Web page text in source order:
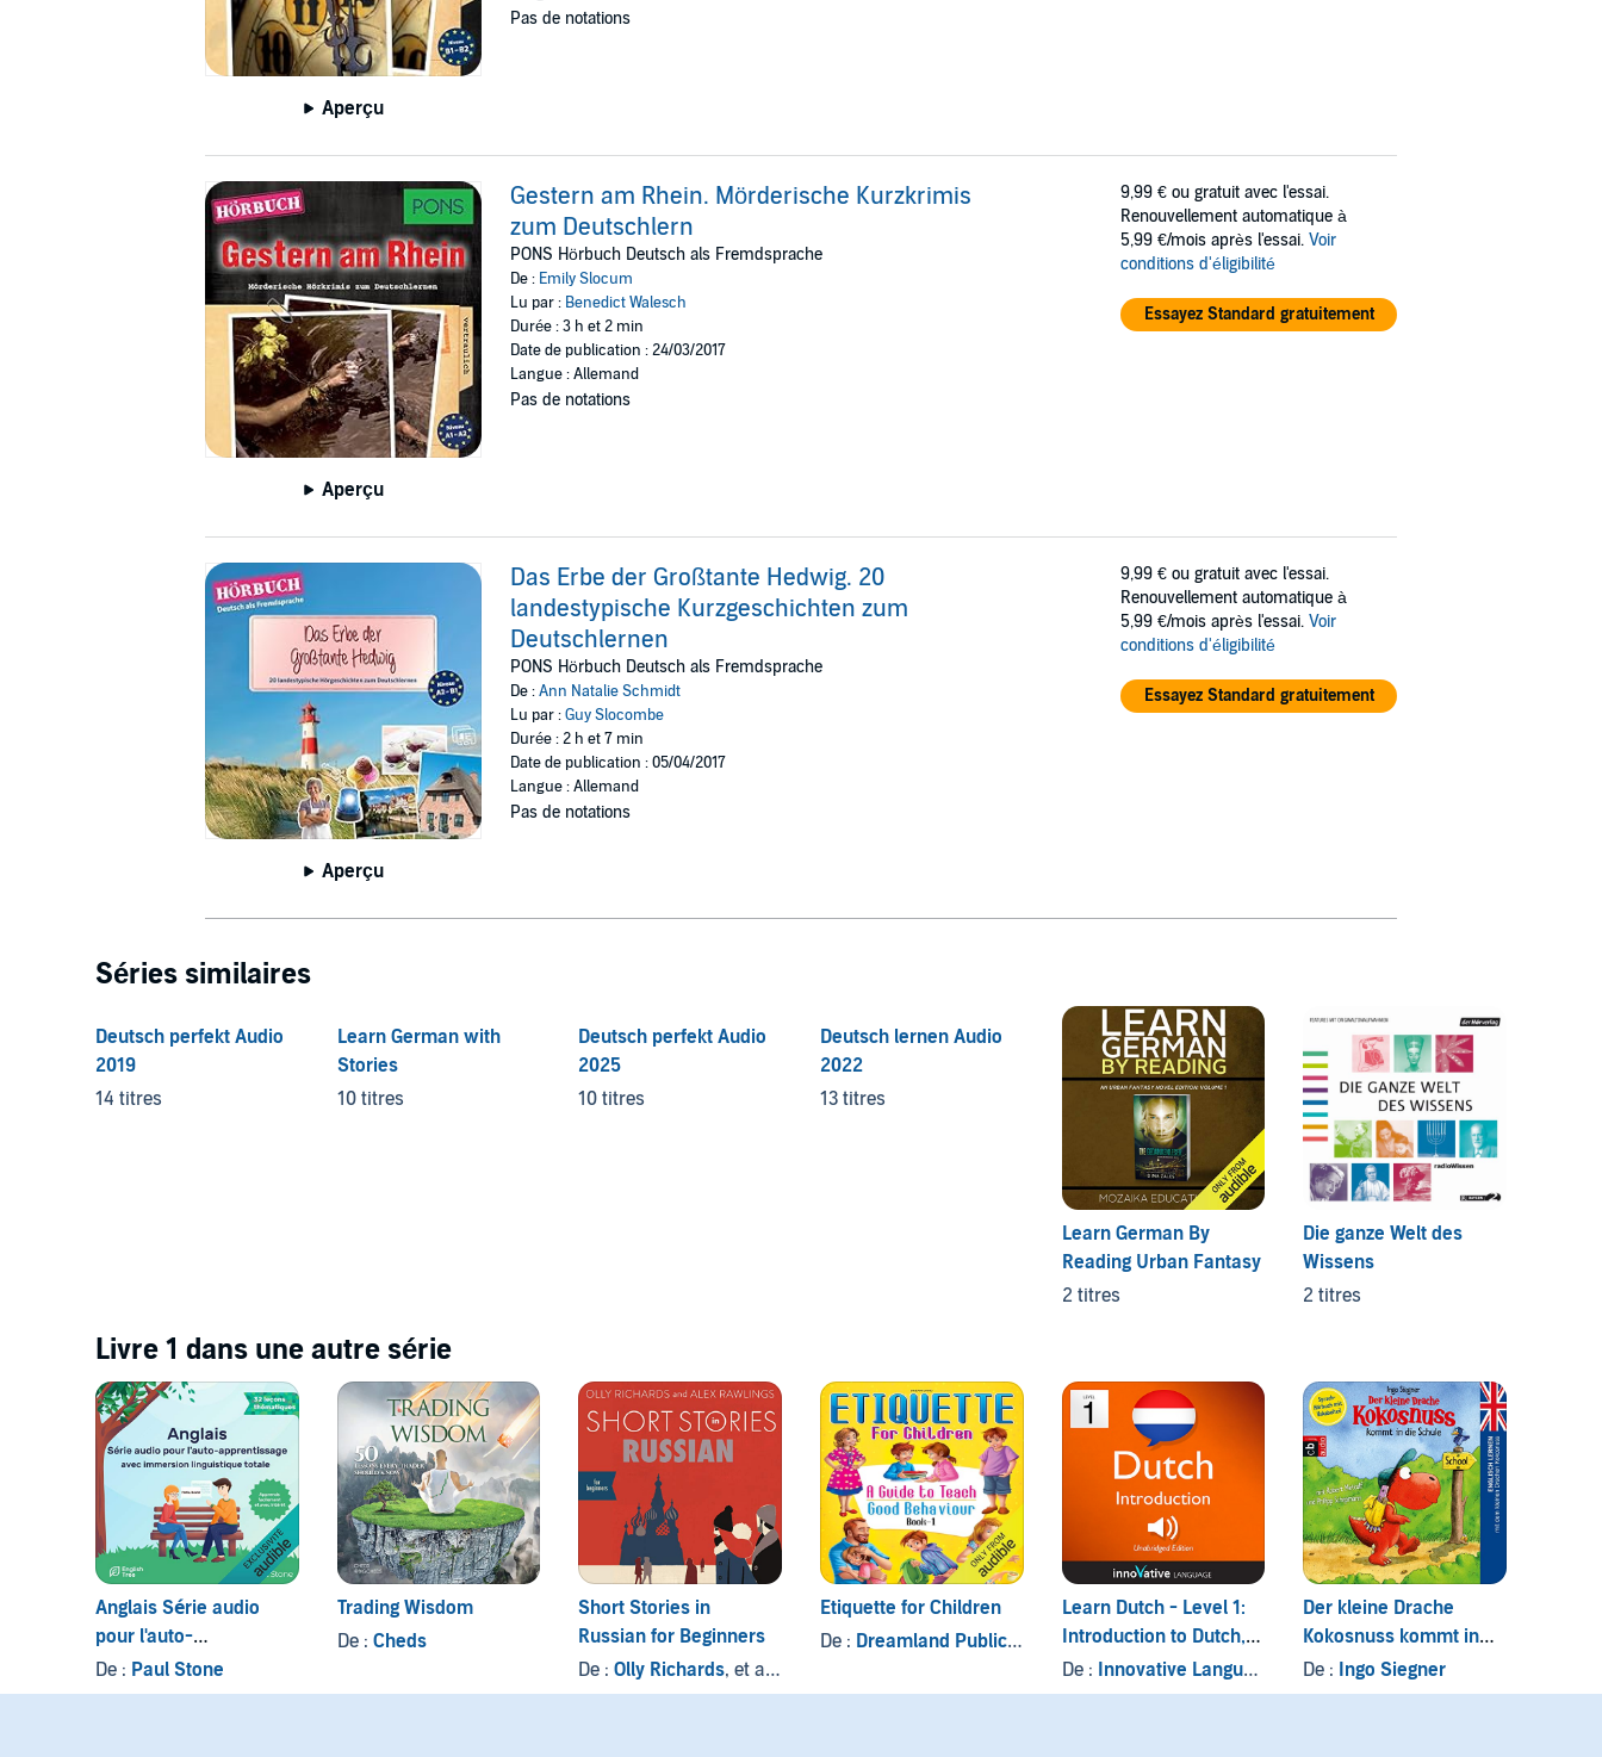
Aperçu
Pas de notations
Aperçu
Gestern am Rhein. Mörderische Kurzkrimis
zum Deutschlern
PONS Hörbuch Deutsch als Fremdsprache
De : Emily Slocum
Lu par : Benedict Walesch
Durée : 3 h et 2 min
Date de publication : 24/03/2017
Langue : Allemand
Pas de notations
9,99 € ou gratuit avec l'essai.
Renouvellement automatique à
5,99 €/mois après l'essai. Voir
conditions d'éligibilité
Essayez Standard gratuitement
Aperçu
Das Erbe der Großtante Hedwig. 20
landestypische Kurzgeschichten zum
Deutschlernen
PONS Hörbuch Deutsch als Fremdsprache
De :Ann Natalie Schmidt
Lu par :Guy Slocombe
Durée : 2 h et 7 min
Date de publication : 05/04/2017
Langue : Allemand
Pas de notations
9,99 € ou gratuit avec l'essai.
Renouvellement automatique à
5,99 €/mois après l'essai. Voir
conditions d'éligibilité
Essayez Standard gratuitement
Séries similaires
Deutsch perfekt Audio
2019
14 titres
Learn German with
Stories
10 titres
Deutsch perfekt Audio
2025
10 titres
Deutsch lernen Audio
2022
13 titres
Learn German By
Reading Urban Fantasy
2 titres
Die ganze Welt des
Wissens
2 titres
Livre 1 dans une autre série
Anglais Série audio
pour l'auto-
apprentissage
De : Paul Stone
Trading Wisdom
De : Cheds
Short Stories in
Russian for Beginners
De :Olly Richards, et autres
Etiquette for Children
De : Dreamland Publications
Learn Dutch - Level 1:
Introduction to Dutch,
Volume 1: Lessons 1-25
De : Innovative Language Learning LLC
Der kleine Drache
Kokosnuss kommt in
die Schule (Englisch
lernen mit dem kleinen
De : Ingo Siegner